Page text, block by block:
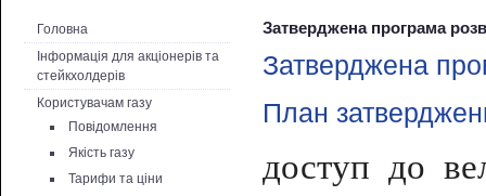
Головна
Інформація для акціонерів та
стейкхолдерів
Користувачам газу
Повідомлення
Якість газу
Тарифи та ціни
Затверджена програма
Затверджена
План
доступ до